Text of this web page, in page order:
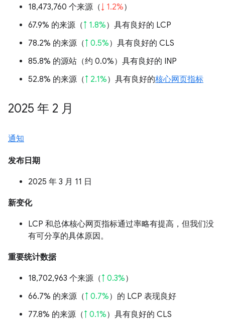
18,473,760 个来源（↓ 1.2%）
67.9% 的来源（↑ 1.8%）具有良好的 LCP
78.2% 的来源（↑ 0.5%）具有良好的 CLS
85.8% 的源站（约 0.0%）具有良好的 INP
52.8% 的来源（↑ 2.1%）具有良好的核心网页指标
2025 年 2 月
通知
发布日期
2025 年 3 月 11 日
新变化
LCP 和总体核心网页指标通过率略有提高，但我们没
有可分享的具体原因。
重要统计数据
18,702,963 个来源（↑ 0.3%）
66.7% 的来源（↑ 0.7%）的 LCP 表现良好
77.8% 的来源（↑ 0.1%）具有良好的 CLS